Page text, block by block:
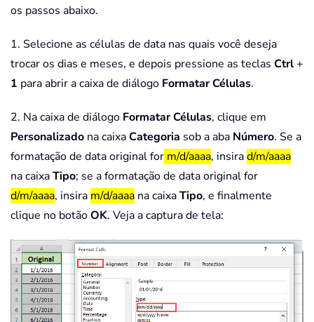
os passos abaixo.
1. Selecione as células de data nas quais você deseja
trocar os dias e meses, e depois pressione as teclas Ctrl+
1 para abrir a caixa de diálogo Formatar Células.
2. Na caixa de diálogo Formatar Células, clique em
Personalizado na caixaCategoria sob a aba Número. Se a
formatação de data original for m/d/aaaa, insirad/m/aaaa
na caixaTipo; se a formatação de data original for
d/m/aaaa, insira m/d/aaaa na caixaTipo, e finalmente
clique no botãoOK. Veja a captura de tela: